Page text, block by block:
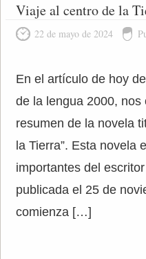
Viaje al centro de la
22 de mayo de 2024
En el artículo de hoy
de la lengua 2000, nos
resumen de la novela
la Tierra”. Esta novela
importantes del
publicada el 25 de
comienza […]